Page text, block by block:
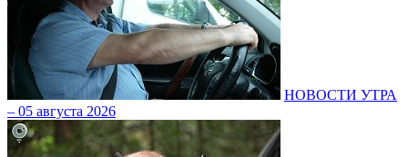
НОВОСТИ УТРА
– 05 августа 2026